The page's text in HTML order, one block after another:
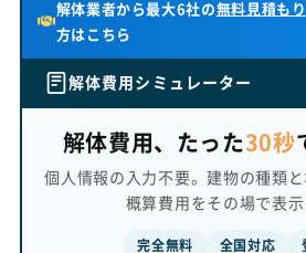
解体業者から最大6社の無料見積もり
方はこちら
解体費用シミュレーター
解体費用、たった 30秒
個人情報の入力不要。建物の種類と
概算費用をその場で表示
完全無料 全国対応